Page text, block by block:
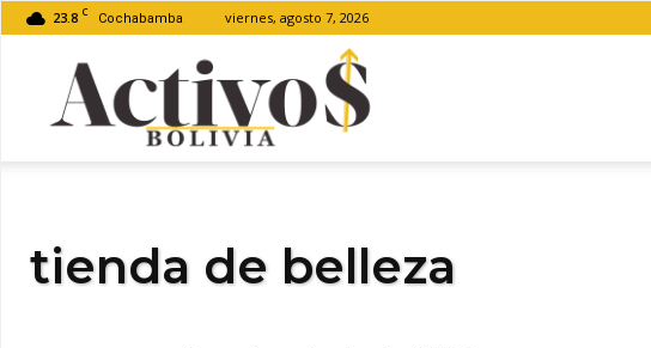
23.8 C Cochabamba viernes, agosto 7, 2026
tienda de belleza